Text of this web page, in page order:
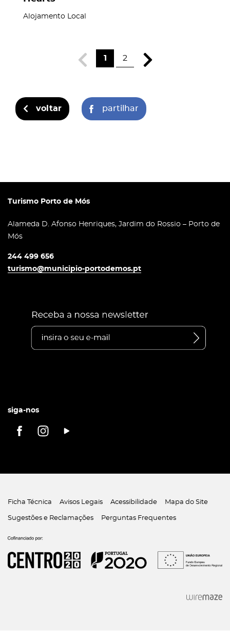
Alojamento Local
1 2
voltar partilhar
Turismo Porto de Mós
Alameda D. Afonso Henriques, Jardim do Rossio – Porto de
Mós
244 499 656
turismo@municipio-portodemos.pt
siga-nos
Ficha Técnica Avisos Legais Acessibilidade Mapa do Site
Sugestões e Reclamações Perguntas Frequentes